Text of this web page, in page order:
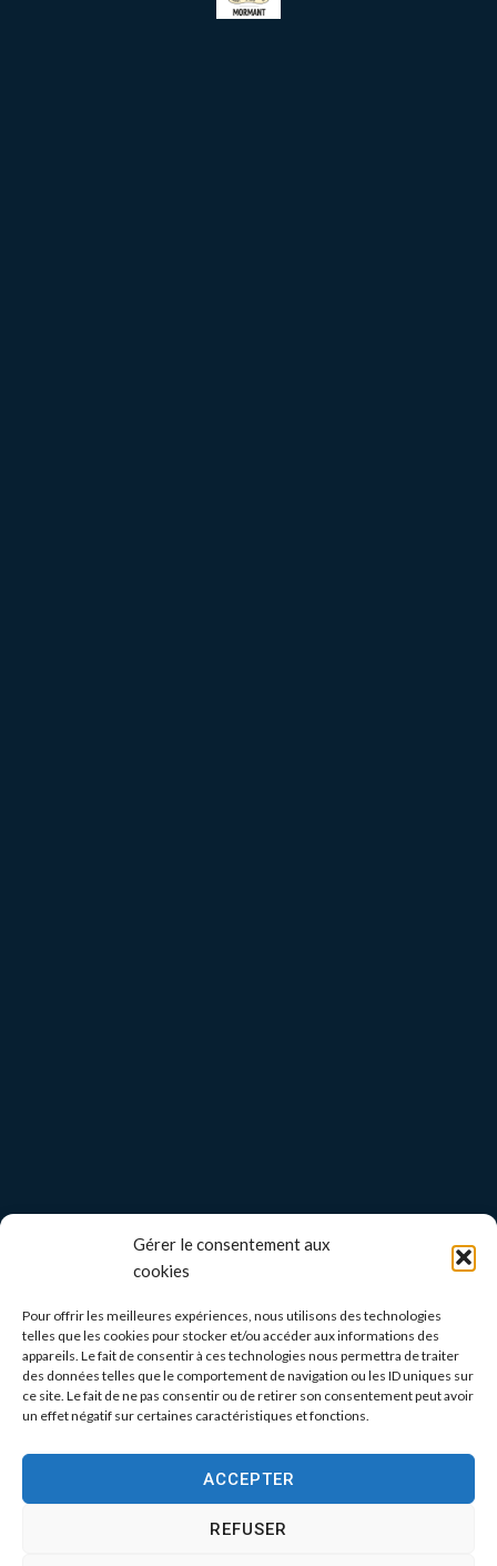
Gérer le consentement aux
cookies
Pour offrir les meilleures expériences, nous utilisons des technologies
telles que les cookies pour stocker et/ou accéder aux informations des
appareils. Le fait de consentir à ces technologies nous permettra de traiter
des données telles que le comportement de navigation ou les ID uniques sur
ce site. Le fait de ne pas consentir ou de retirer son consentement peut avoir
un effet négatif sur certaines caractéristiques et fonctions.
ACCEPTER
REFUSER